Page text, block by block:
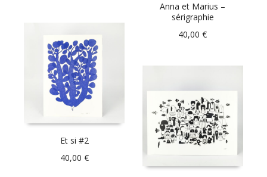
Anna et Marius –
sérigraphie
40,00€
Et si #2
40,00 €